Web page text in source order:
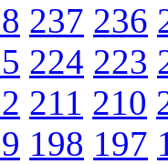
237 236
224 223
211 210
198 197